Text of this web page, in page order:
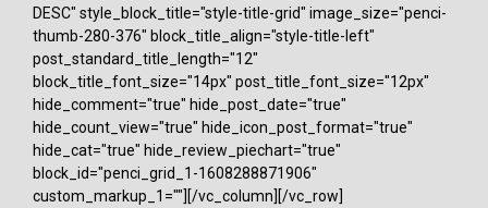
DESC" style_block_title="style-title-grid" image_size="penci-
thumb-280-376" block_title_align="style-title-left"
post_standard_title_length="12"
block_title_font_size="14px" post_title_font_size="12px"
hide_comment="true" hide_post_date="true"
hide_count_view="true" hide_icon_post_format="true"
hide_cat="true" hide_review_piechart="true"
block_id="penci_grid_1-1608288871906"
custom_markup_1=""][/vc_column][/vc_row]